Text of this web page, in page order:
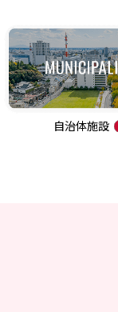
自治体施設